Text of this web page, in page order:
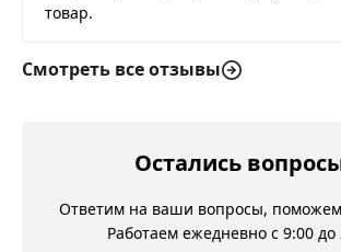
товар.
Смотреть все отзывы
Остались
Ответим на ваши вопросы,
Работаем ежедневно с 9:00 до